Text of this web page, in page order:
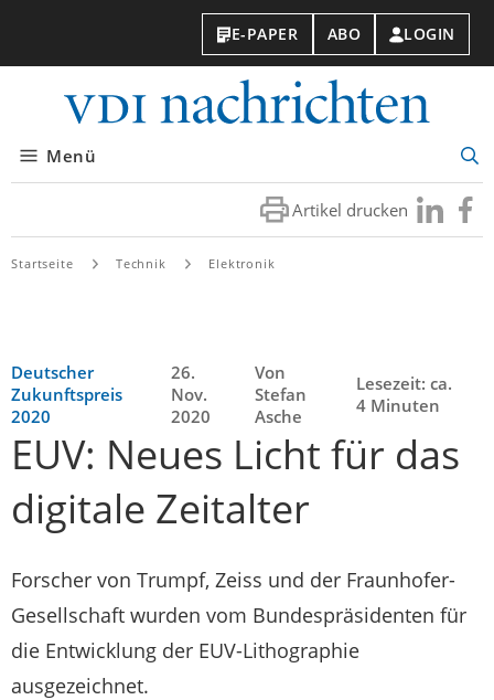
E-PAPER ABO LOGIN
Menü
Artikel drucken Besuchen
Sie
Sie
Startseite Technik Elektronik
Deutscher
Zukunftspreis
2020
26.
Nov.
2020
Von
Stefan
Asche
Lesezeit: ca.
4 Minuten
EUV: Neues Licht für das
digitale Zeitalter
Forscher von Trumpf, Zeiss und der Fraunhofer-
Gesellschaft wurden vom Bundespräsidenten für
die Entwicklung der EUV-Lithographie
ausgezeichnet.